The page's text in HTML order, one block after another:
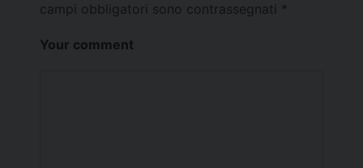
campi obbligatori sono contrassegnati *
Your comment